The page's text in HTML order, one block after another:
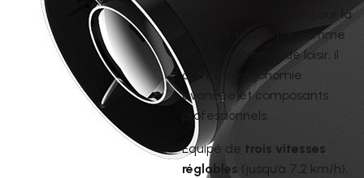
et de contrôle. Pensé pour la
plongée technique comme
pour l’exploration de loisir, il
combine ergonomie
avancée et composants
professionnels.
Équipé de trois vitesses
réglables (jusqu’à 7,2 km/h),